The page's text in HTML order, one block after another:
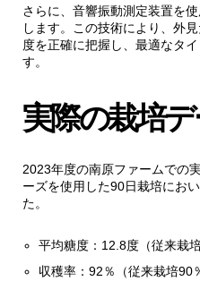
さらに、音響振動測定装置を
します。この技術により、外
度を正確に把握し、最適なタ
す。
実際の栽培
2023年度の南原ファームでの
ーズを使用した90日栽培にお
た。
平均糖度：12.8度（従来栽
収穫率：92％（従来栽培90